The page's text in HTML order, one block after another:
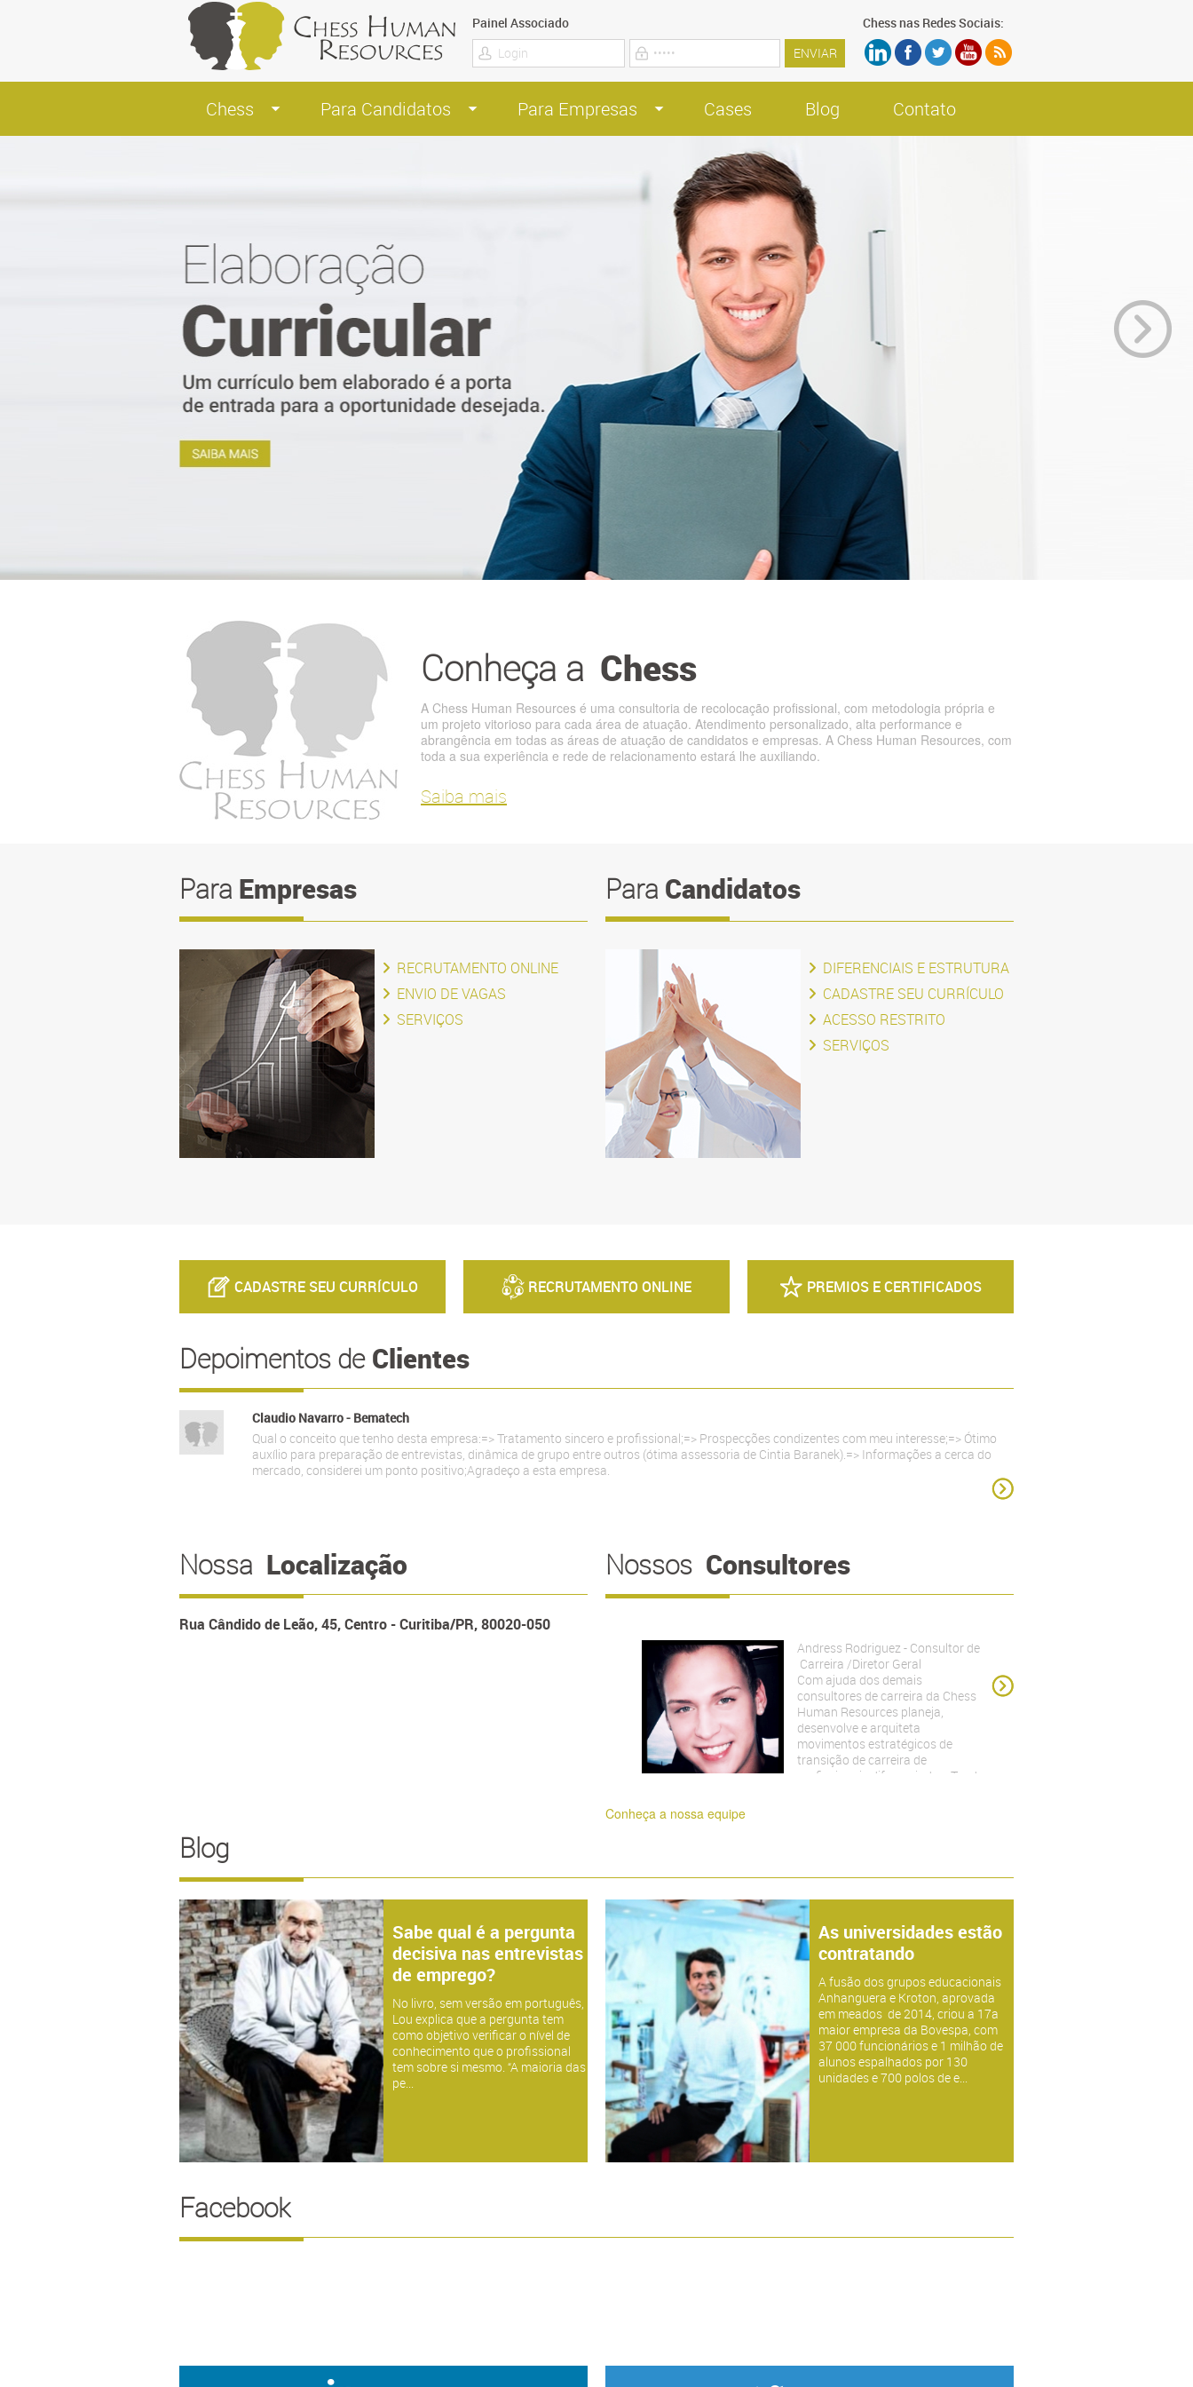
Painel Associado Chess nas Redes Sociais:
Chess Para Candidatos Para Empresas Cases Blog Contato
Conheça a Chess
A Chess Human Resources é uma consultoria de recolocação profissional, com metodologia própria e
um projeto vitorioso para cada área de atuação. Atendimento personalizado, alta performance e
abrangência em todas as áreas de atuação de candidatos e empresas. A Chess Human Resources, com
toda a sua experiência e rede de relacionamento estará lhe auxiliando.
Saiba mais
Para Empresas
RECRUTAMENTO ONLINE
ENVIO DE VAGAS
SERVIÇOS
Para Candidatos
DIFERENCIAIS E ESTRUTURA
CADASTRE SEU CURRÍCULO
ACESSO RESTRITO
SERVIÇOS
CADASTRE SEU CURRÍCULO RECRUTAMENTO ONLINE PREMIOS E CERTIFICADOS
Depoimentos de Clientes
Claudio Navarro - Bematech
Qual o conceito que tenho desta empresa:=> Tratamento sincero e profissional;=> Prospecções condizentes com meu interesse;=> Ótimo
auxílio para preparação de entrevistas, dinâmica de grupo entre outros (ótima assessoria de Cintia Baranek).=> Informações a cerca do
mercado, considerei um ponto positivo;Agradeço a esta empresa.
Nossa Localização
Rua Cândido de Leão, 45, Centro - Curitiba/PR, 80020-050
Nossos Consultores
Andress Rodriguez - Consultor de
Carreira /Diretor Geral
Com ajuda dos demais
consultores de carreira da Chess
Human Resources planeja,
desenvolve e arquiteta
movimentos estratégicos de
transição de carreira de
profissionais diferenciados. Tendo
melhor solução a longo prazo para
sua vida profissional
desenvolvendo uma projeção
prévia de resultados almejados.
Estruturada em Curitiba, mas
atendendo todo o mercado
nacional, a Chess Human
Resources se destaca pelas
estratégias e táticas ao
administrar seus processos.
Atendimento personalizado, alta
performance e abrangência em
todas as áreas de atuação de
candidatos e empresas.
Entendemos os interesses
Procuro sempre estar atualizado
para que ele possa desenhar e
Conheça a nossa equipe
Blog
Sabe qual é a pergunta
decisiva nas entrevistas
de emprego?
No livro, sem versão em português,
Lou explica que a pergunta tem
como objetivo verificar o nível de
conhecimento que o profissional
tem sobre si mesmo. “A maioria das
pe...
As universidades estão
contratando
A fusão dos grupos educacionais
Anhanguera e Kroton, aprovada
em meados de 2014, criou a 17a
maior empresa da Bovespa, com
37 000 funcionários e 1 milhão de
alunos espalhados por 130
unidades e 700 polos de e...
Facebook